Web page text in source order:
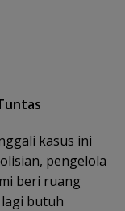
kasus ini
pengelola
beri ruang
butuh